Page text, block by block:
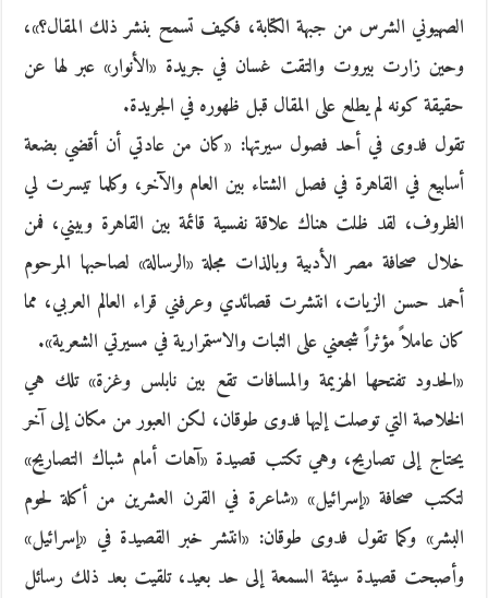
الصهيوني الشرس من جبهة الكتابة، فكيف تسمح بنشر ذلك المقال؟»،
وحين زارت بيروت والتقت غسان في جريدة «الأنوار» عبر لها عن
حقيقة كونه لم يطلع على المقال قبل ظهوره في الجريدة.
تقول فدوى في أحد فصول سيرتها: «كان من عادتي أن أقضي بضعة
أسابيع في القاهرة في فصل الشتاء بين العام والآخر، وكلما تيسرت لي
الظروف، لقد ظلت هناك علاقة نفسية قائمة بين القاهرة وبيني، فمن
خلال صحافة مصر الأدبية وبالذات مجلة «الرسالة» لصاحبها المرحوم
أحمد حسن الزيات، انتشرت قصائدي وعرفني قراء العالم العربي، مما
كان عاملاً مؤثراً شجعني على الثبات والاستمرارية في مسيرتي الشعرية».
«الحدود تفتحها الهزيمة والمسافات تقع بين نابلس وغزة» تلك هي
الخلاصة التي توصلت إليها فدوى طوقان، لكن العبور من مكان إلى آخر
يحتاج إلى تصاريح، وهي تكتب قصيدة «آهات أمام شباك التصاريح»
لتكتب صحافة «إسرائيل» «شاعرة في القرن العشرين من أكلة لحوم
البشر» وكما تقول فدوى طوقان: «انتشر خبر القصيدة في «إسرائيل»
وأصبحت قصيدة سيئة السمعة إلى حد بعيد، تلقيت بعد ذلك رسائل